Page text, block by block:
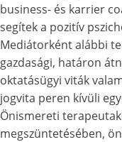
business- és karrier
segítek a pozitív
Mediátorként alábbi
gazdasági, határon
oktatásügyi viták
jogvita peren kívüli
Önismereti
megszüntetésében,